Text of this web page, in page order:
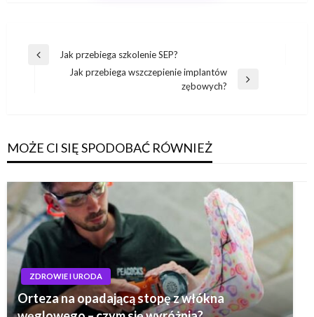
Nawigacja
Poprzedni
Jak przebiega szkolenie SEP?
Jak przebiega wszczepienie implantów
zębowych?
MOŻE CI SIĘ SPODOBAĆ RÓWNIEŻ
ZDROWIE I URODA
Orteza na opadającą stopę z włókna